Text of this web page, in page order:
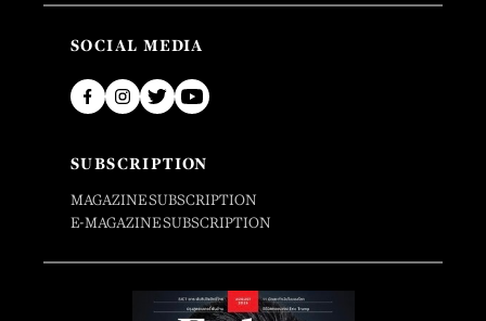
SOCIAL MEDIA
SUBSCRIPTION
MAGAZINE SUBSCRIPTION
E-MAGAZINE SUBSCRIPTION